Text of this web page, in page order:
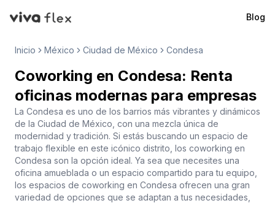
VivaFlex
Blog
Inicio México Ciudad de México Condesa
Coworking en Condesa: Renta
oficinas modernas para empresas
La Condesa es uno de los barrios más vibrantes y dinámicos
de la Ciudad de México, con una mezcla única de
modernidad y tradición. Si estás buscando un espacio de
trabajo flexible en este icónico distrito, los coworking en
Condesa son la opción ideal. Ya sea que necesites una
oficina amueblada o un espacio compartido para tu equipo,
los espacios de coworking en Condesa ofrecen una gran
variedad de opciones que se adaptan a tus necesidades,